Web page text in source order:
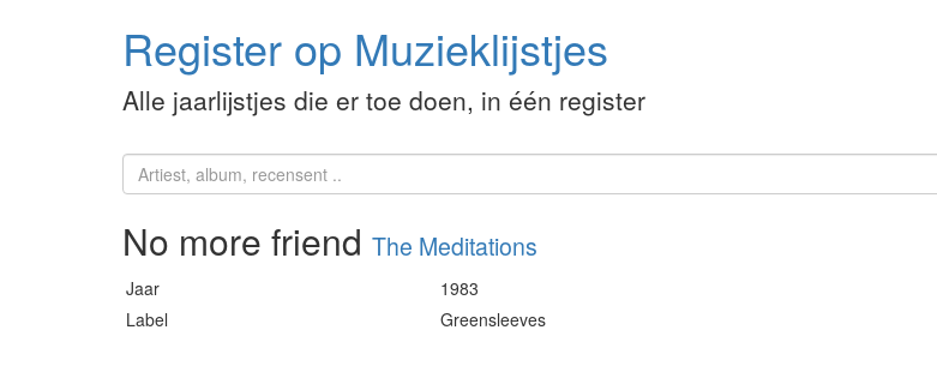
Register op Muzieklijstjes
Alle jaarlijstjes die er toe doen, in één register
No more friend The Meditations
Jaar
1983
Label
Greensleeves